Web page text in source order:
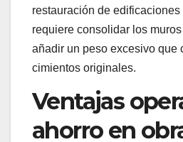
restauración de
requiere consolidar los
añadir un peso excesivo que
cimientos originales.
Ventajas
ahorro en